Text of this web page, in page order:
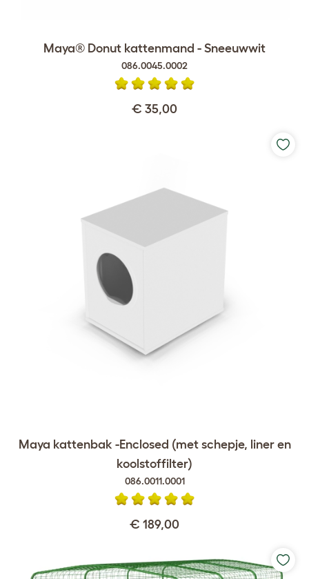
Maya® Donut kattenmand - Sneeuwwit
086.0045.0002
€ 35,00
Maya kattenbak -Enclosed (met schepje, liner en
koolstoffilter)
086.0011.0001
€ 189,00